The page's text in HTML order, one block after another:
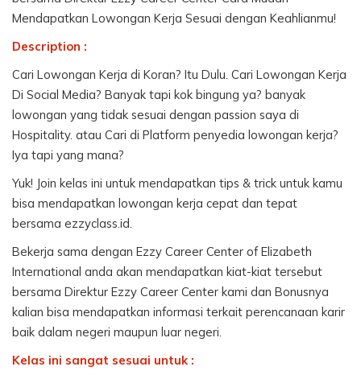
Mendapatkan Lowongan Kerja Sesuai dengan Keahlianmu!
Description :
Cari Lowongan Kerja di Koran? Itu Dulu. Cari Lowongan Kerja
Di Social Media? Banyak tapi kok bingung ya? banyak
lowongan yang tidak sesuai dengan passion saya di
Hospitality. atau Cari di Platform penyedia lowongan kerja?
Iya tapi yang mana?
Yuk! Join kelas ini untuk mendapatkan tips & trick untuk kamu
bisa mendapatkan lowongan kerja cepat dan tepat
bersama ezzyclass.id.
Bekerja sama dengan Ezzy Career Center of Elizabeth
International anda akan mendapatkan kiat-kiat tersebut
bersama Direktur Ezzy Career Center kami dan Bonusnya
kalian bisa mendapatkan informasi terkait perencanaan karir
baik dalam negeri maupun luar negeri.
Kelas ini sangat sesuai untuk :